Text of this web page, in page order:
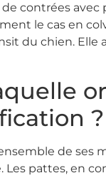
contrées avec
le cas en
du chien. Elle
?
de ses
pattes, en